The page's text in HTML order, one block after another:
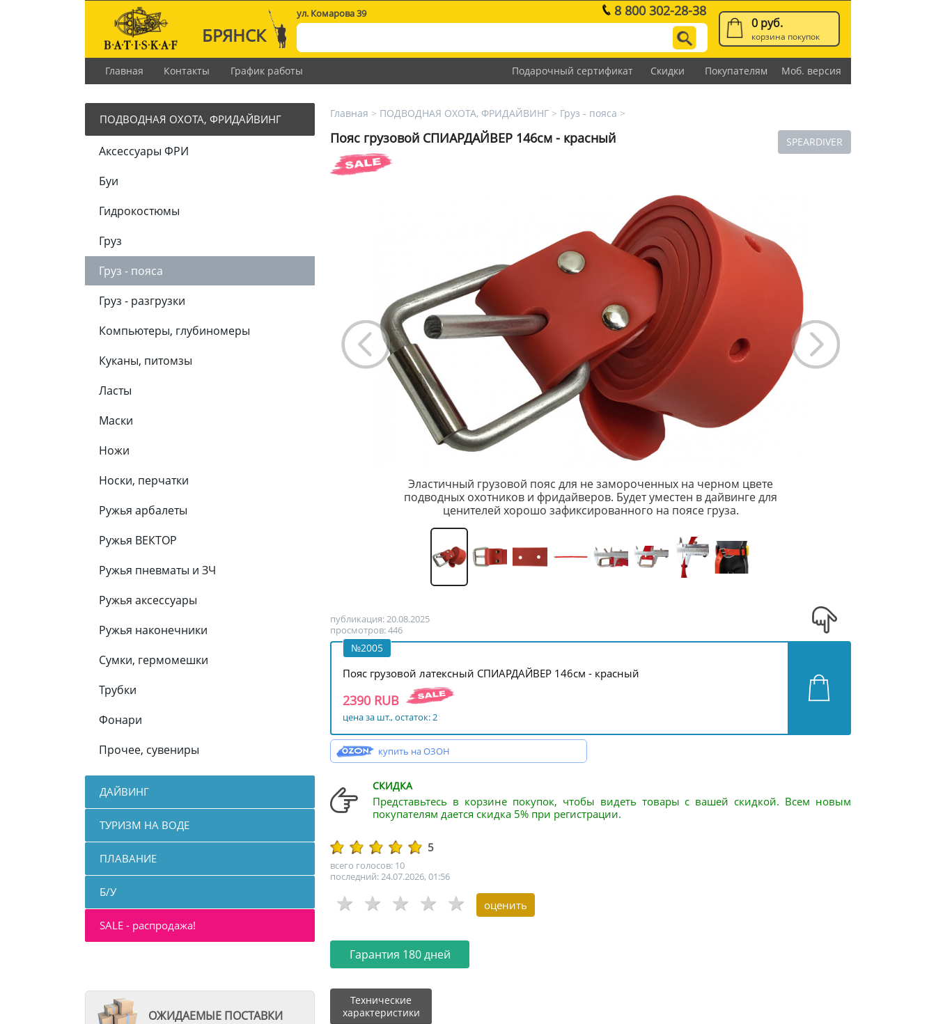
БРЯНСК
ул. Комарова 39 8 800 302-28-38
0 руб.
корзина покупок
Главная Контакты График работы Подарочный сертификат Скидки Покупателям Моб. версия
ПОДВОДНАЯ ОХОТА, ФРИДАЙВИНГ
Аксессуары ФРИ
Буи
Гидрокостюмы
Груз
Груз - пояса
Груз - разгрузки
Компьютеры, глубиномеры
Куканы, питомзы
Ласты
Маски
Ножи
Носки, перчатки
Ружья арбалеты
Ружья ВЕКТОР
Ружья пневматы и ЗЧ
Ружья аксессуары
Ружья наконечники
Сумки, гермомешки
Трубки
Фонари
Прочее, сувениры
ДАЙВИНГ
ТУРИЗМ НА ВОДЕ
ПЛАВАНИЕ
Б/У
SALE - распродажа!
ОЖИДАЕМЫЕ ПОСТАВКИ
Главная > ПОДВОДНАЯ ОХОТА, ФРИДАЙВИНГ > Груз - пояса >
SPEARDIVER
Пояс грузовой СПИАРДАЙВЕР 146см - красный
Эластичный грузовой пояс для не замороченных на черном цвете
подводных охотников и фридайверов. Будет уместен в дайвинге для
ценителей хорошо зафиксированного на поясе груза.
публикация: 20.08.2025
просмотров: 446
№2005
Пояс грузовой латексный СПИАРДАЙВЕР 146см - красный
2390 RUB
цена за шт., остаток: 2
купить на ОЗОН
СКИДКА
Представьтесь в корзине покупок, чтобы видеть товары с вашей скидкой. Всем новым
покупателям дается скидка 5% при регистрации.
5
всего голосов: 10
последний: 24.07.2026, 01:56
Гарантия 180 дней
Технические
характеристики